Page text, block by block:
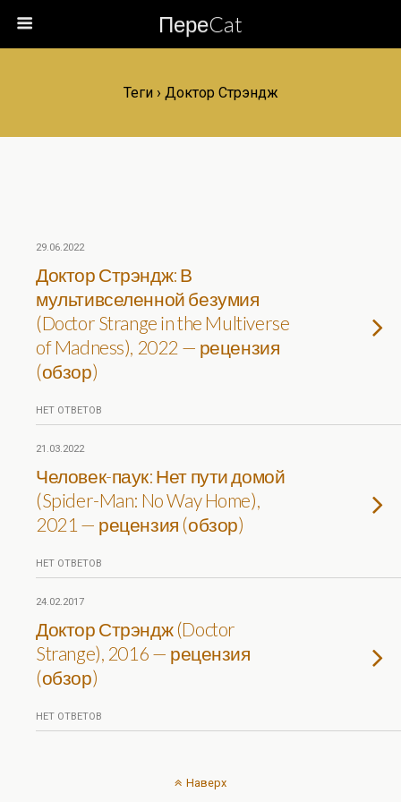
ПереCat
Теги › Доктор Стрэндж
29.06.2022
Доктор Стрэндж: В
мультивселенной безумия
(Doctor Strange in the Multiverse
of Madness), 2022 — рецензия
(обзор)
НЕТ ОТВЕТОВ
21.03.2022
Человек-паук: Нет пути домой
(Spider-Man: No Way Home),
2021 — рецензия (обзор)
НЕТ ОТВЕТОВ
24.02.2017
Доктор Стрэндж (Doctor
Strange), 2016 — рецензия
(обзор)
НЕТ ОТВЕТОВ
Наверх